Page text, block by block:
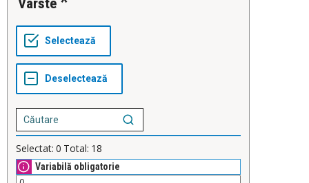
Varste
Selectat: 0 Total: 18
Variabilă obligatorie